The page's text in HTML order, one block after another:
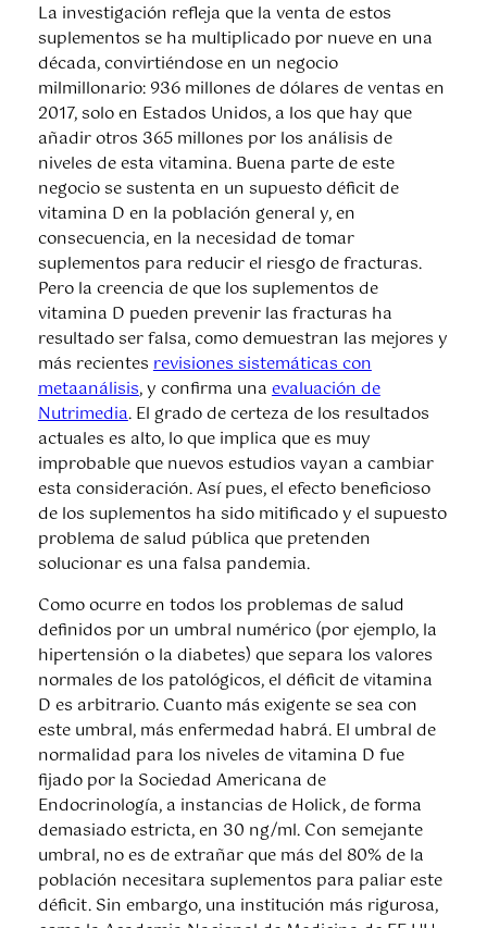
La investigación refleja que la venta de estos
suplementos se ha multiplicado por nueve en una
década, convirtiéndose en un negocio
milmillonario: 936 millones de dólares de ventas en
2017, solo en Estados Unidos, a los que hay que
añadir otros 365 millones por los análisis de
niveles de esta vitamina. Buena parte de este
negocio se sustenta en un supuesto déficit de
vitamina D en la población general y, en
consecuencia, en la necesidad de tomar
suplementos para reducir el riesgo de fracturas.
Pero la creencia de que los suplementos de
vitamina D pueden prevenir las fracturas ha
resultado ser falsa, como demuestran las mejores y
más recientesrevisiones sistemáticas con
metaanálisis, y confirma unaevaluación de
Nutrimedia. El grado de certeza de los resultados
actuales es alto, lo que implica que es muy
improbable que nuevos estudios vayan a cambiar
esta consideración. Así pues, el efecto beneficioso
de los suplementos ha sido mitificado y el supuesto
problema de salud pública que pretenden
solucionar es una falsa pandemia.
Como ocurre en todos los problemas de salud
definidos por un umbral numérico (por ejemplo, la
hipertensión o la diabetes) que separa los valores
normales de los patológicos, el déficit de vitamina
D es arbitrario. Cuanto más exigente se sea con
este umbral, más enfermedad habrá. El umbral de
normalidad para los niveles de vitamina D fue
fijado por la Sociedad Americana de
Endocrinología, a instancias de Holick, de forma
demasiado estricta, en 30 ng/ml. Con semejante
umbral, no es de extrañar que más del 80% de la
población necesitara suplementos para paliar este
déficit. Sin embargo, una institución más rigurosa,